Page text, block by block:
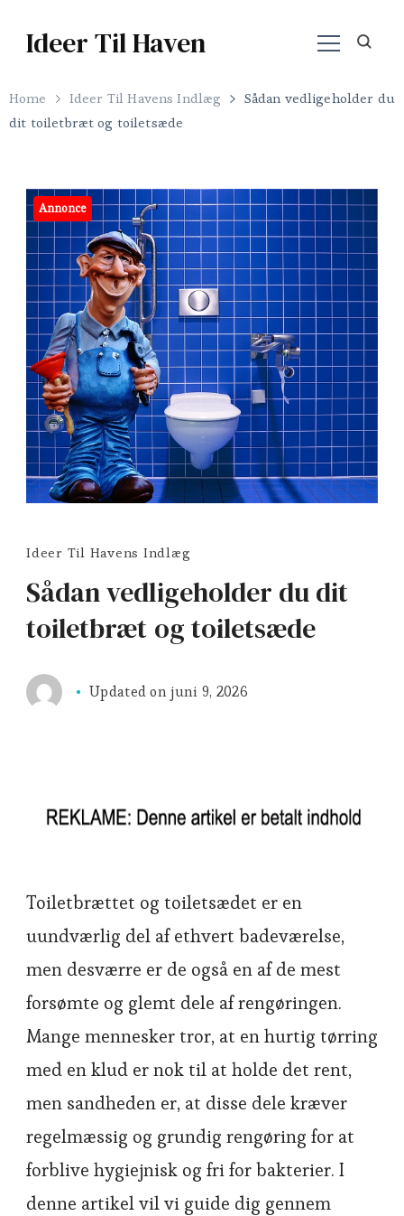
Ideer Til Haven
Home Ideer Til Havens Indlæg
Sådan vedligeholder du
dit toiletbræt og toiletsæde
Annonce
Ideer Til Havens Indlæg
Sådan vedligeholder du dit
toiletbræt og toiletsæde
Updated on juni 9, 2026
Toiletbrættet og toiletsædet er en
uundværlig del af ethvert badeværelse,
men desværre er de også en af de mest
forsømte og glemt dele af rengøringen.
Mange mennesker tror, at en hurtig tørring
med en klud er nok til at holde det rent,
men sandheden er, at disse dele kræver
regelmæssig og grundig rengøring for at
forblive hygiejnisk og fri for bakterier. I
denne artikel vil vi guide dig gennem